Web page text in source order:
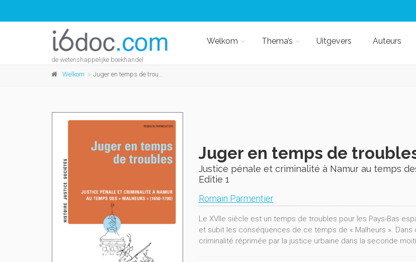
de wetenshappelijke boekhandel
Welkom Thema’s Uitgevers Auteurs
Welkom Juger en temps de troubles
Juger en temps de
Justice pénale et criminalité à Namur au temps
Editie 1
Romain Parmentier
Le XVIIe siècle est un temps de troubles pour les Pays-Bas
et subit les conséquences de ce temps de « Malheurs ».
criminalité réprimée par la justice urbaine dans la seconde